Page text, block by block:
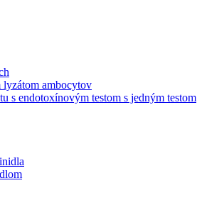
ambocytov
s endotoxínovým testom s jedným testom